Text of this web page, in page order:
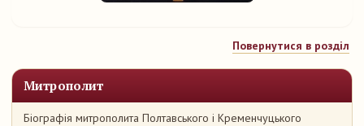
Митрополит
Біографія митрополита Полтавського і Кременчуцького
Повернутися в розділ